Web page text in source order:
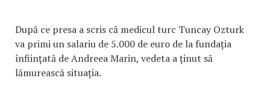
După ce presa a scris că medicul turc Tuncay Ozturk
va primi un salariu de 5.000 de euro de la fundația
înființată de Andreea Marin, vedeta a ținut să
lămurească situația.